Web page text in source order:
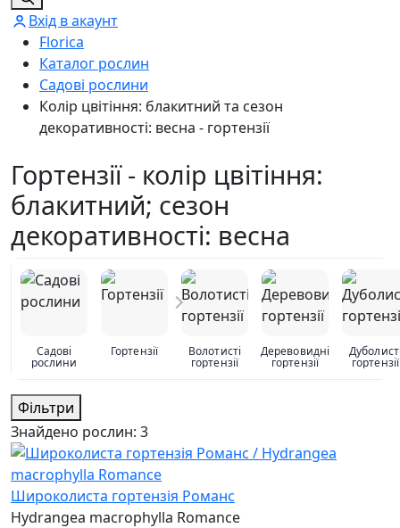
Вхід в акаунт
Florica
Каталог рослин
Садові рослини
Колір цвітіння: блакитний та сезон
декоративності: весна - гортензії
Гортензії - колір цвітіння:
блакитний; сезон
декоративності: весна
Садові
рослини
Гортензії Волотисті
гортензії
Деревовидні
гортензії гортензії
Фільтри
Знайдено рослин: 3
Широколиста гортензія Романс
Hydrangea macrophylla Romance